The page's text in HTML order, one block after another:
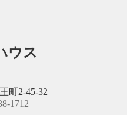
ウス
町2-45-32
1712